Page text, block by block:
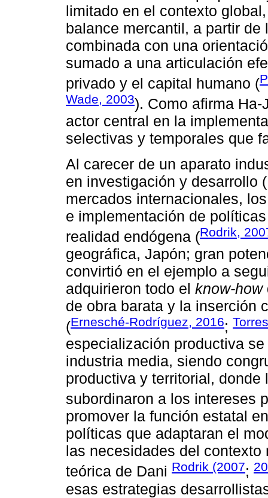
limitado en el contexto
balance mercantil, a partir
combinada con una
sumado a una articulación
privado y el capital humano (
Wade, 2003). Como afirma
actor central en la
selectivas y temporales que
Al carecer de un aparato
en investigación y desarrollo
mercados internacionales,
e implementación de
realidad endógena (Rodrik,
geográfica, Japón; gran
convirtió en el ejemplo a
adquirieron todo el know-how
de obra barata y la inserción
(Ernesché-Rodríguez, 2016;
especialización productiva
industria media, siendo
productiva y territorial,
subordinaron a los intereses
promover la función estatal
políticas que adaptaran el
las necesidades del
teórica de Dani Rodrik (2007;
esas estrategias